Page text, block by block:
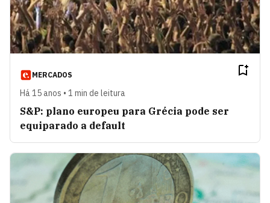
MERCADOS
Há 15 anos • 1 min de leitura
S&P: plano europeu para Grécia pode ser
equiparado a default